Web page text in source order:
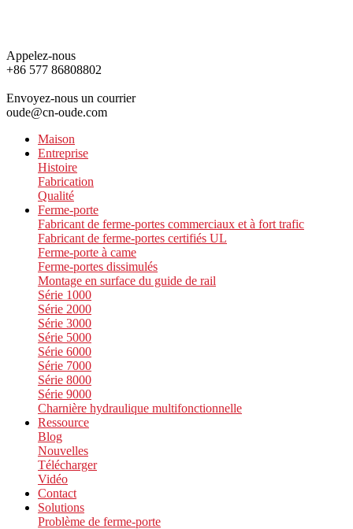
Appelez-nous
+86 577 86808802
Envoyez-nous un courrier
oude@cn-oude.com
Maison
Entreprise
Histoire
Fabrication
Qualité
Ferme-porte
Fabricant de ferme-portes commerciaux et à fort trafic
Fabricant de ferme-portes certifiés UL
Ferme-porte à came
Ferme-portes dissimulés
Montage en surface du guide de rail
Série 1000
Série 2000
Série 3000
Série 5000
Série 6000
Série 7000
Série 8000
Série 9000
Charnière hydraulique multifonctionnelle
Ressource
Blog
Nouvelles
Télécharger
Vidéo
Contact
Solutions
Problème de ferme-porte